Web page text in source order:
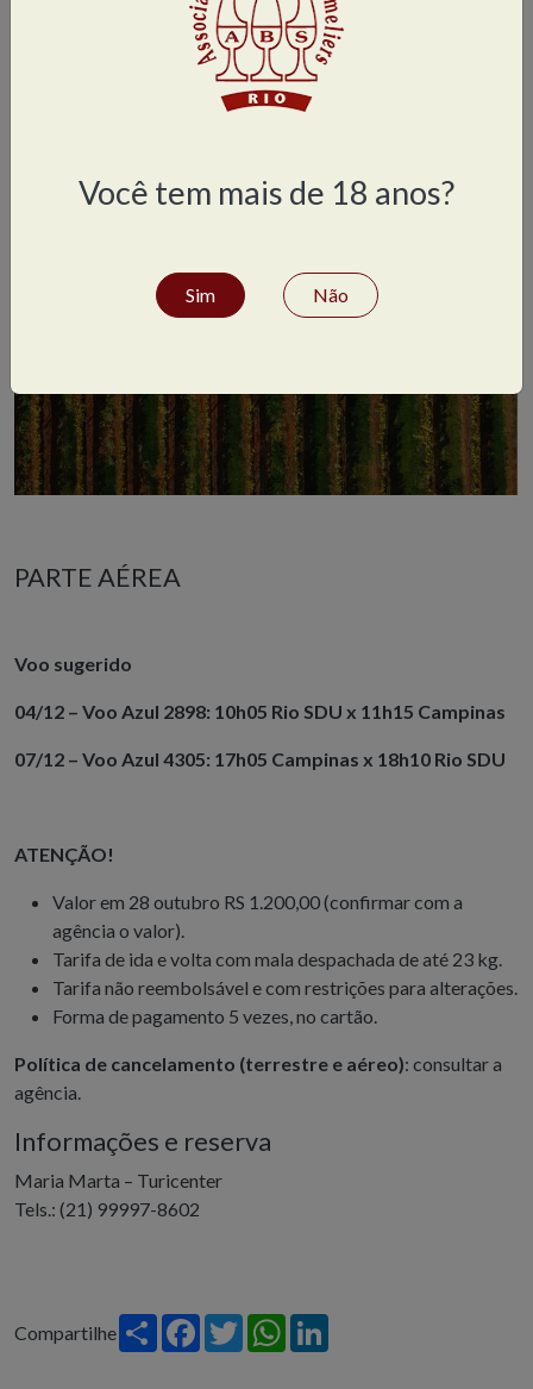
PARTE AÉREA
Voo sugerido
04/12 – Voo Azul 2898: 10h05 Rio SDU x 11h15 Campinas
07/12 – Voo Azul 4305: 17h05 Campinas x 18h10 Rio SDU
ATENÇÃO!
Valor em 28 outubro RS 1.200,00 (confirmar com a
agência o valor).
Tarifa de ida e volta com mala despachada de até 23 kg.
Tarifa não reembolsável e com restrições para alterações.
Forma de pagamento 5 vezes, no cartão.
Política de cancelamento (terrestre e aéreo): consultar a
agência.
Informações e reserva
Maria Marta – Turicenter
Tels.: (21) 99997-8602
Compartilhe Share Facebook
TwitterWhatsApp
Você tem mais de 18 anos?
Sim Não